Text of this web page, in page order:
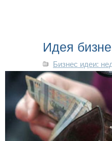
Идея
Бизнес идеи: